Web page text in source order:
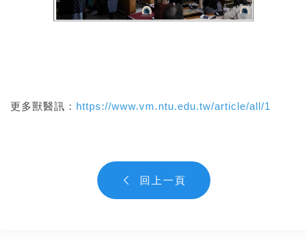
更多獸醫訊： https://www.vm.ntu.edu.tw/article/all/1
回上一頁